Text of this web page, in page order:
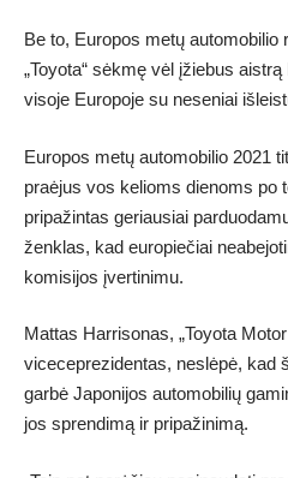
Be to, Europos metų automobilio
„Toyota“ sėkmę vėl įžiebus
visoje Europoje su neseniai
Europos metų automobilio 2021
praėjus vos kelioms dienoms po
pripažintas geriausiai
ženklas, kad europiečiai
komisijos įvertinimu.
Mattas Harrisonas, „Toyota
viceceprezidentas, neslėpė, kad
garbė Japonijos automobilių
jos sprendimą ir pripažinimą.